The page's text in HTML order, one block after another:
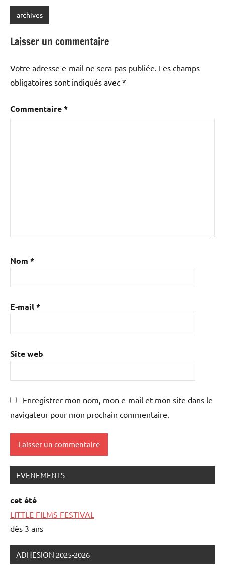
archives
Laisser un commentaire
Votre adresse e-mail ne sera pas publiée. Les champs
obligatoires sont indiqués avec *
Commentaire*
Nom *
E-mail*
Site web
Enregistrer mon nom, mon e-mail et mon site dans le
navigateur pour mon prochain commentaire.
EVENEMENTS
cet été
LITTLE FILMS FESTIVAL
dès 3 ans
ADHESION 2025-2026